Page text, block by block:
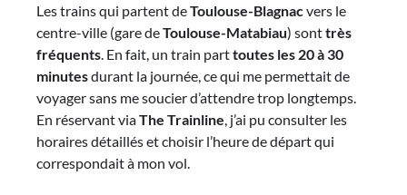
Les trains qui partent deToulouse-Blagnacvers le
centre-ville (gare deToulouse-Matabiau) sonttrès
fréquents. En fait, un train parttoutes les 20 à 30
minutesdurant la journée, ce qui me permettait de
voyager sans me soucier d’attendre trop longtemps.
En réservant viaThe Trainline, j’ai pu consulter les
horaires détaillés et choisir l’heure de départ qui
correspondait à mon vol.